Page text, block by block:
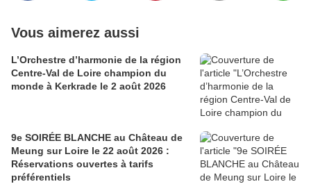
Vous aimerez aussi
L’Orchestre d’harmonie de la région
Centre-Val de Loire champion du
monde à Kerkrade le 2 août 2026
9e SOIRÉE BLANCHE au Château de
Meung sur Loire le 22 août 2026 :
Réservations ouvertes à tarifs
préférentiels